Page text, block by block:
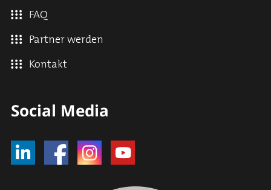
FAQ
Partner werden
Kontakt
Social Media